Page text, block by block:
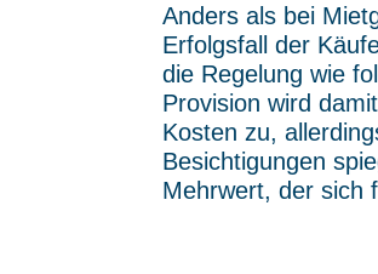
Anders als bei
Erfolgsfall der
die Regelung wie
Provision wird
Kosten zu,
Besichtigungen
Mehrwert, der sich